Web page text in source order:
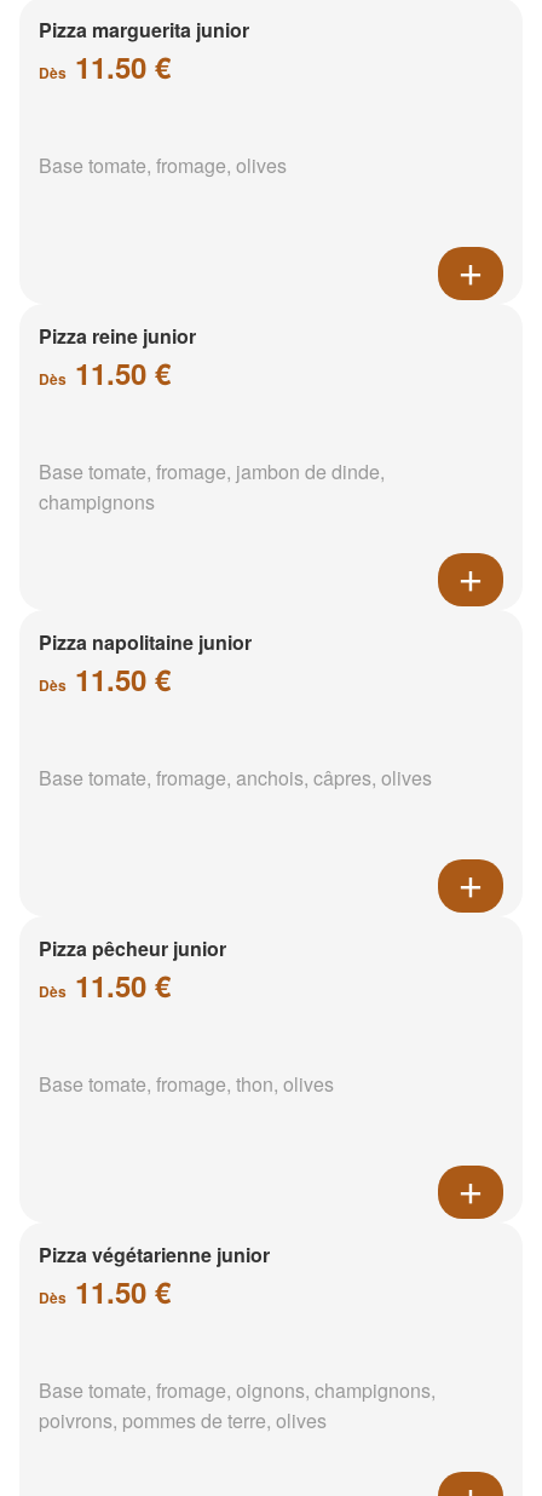
Pizza marguerita junior
Dès 11.50 €
Base tomate, fromage, olives
Pizza reine junior
Dès 11.50 €
Base tomate, fromage, jambon de dinde,
champignons
Pizza napolitaine junior
Dès 11.50 €
Base tomate, fromage, anchois, câpres, olives
Pizza pêcheur junior
Dès 11.50 €
Base tomate, fromage, thon, olives
Pizza végétarienne junior
Dès 11.50 €
Base tomate, fromage, oignons, champignons,
poivrons, pommes de terre, olives